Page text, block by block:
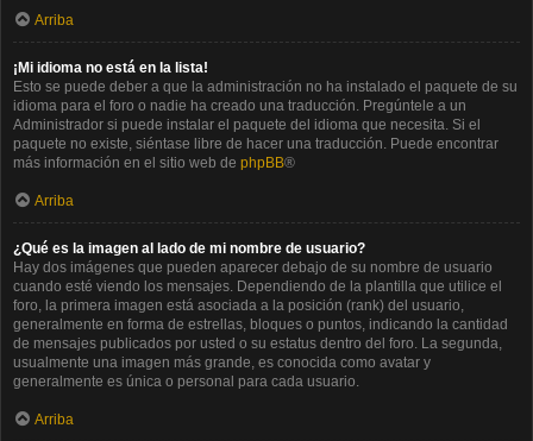
Arriba
¡Mi idioma no está en la lista!
Esto se puede deber a que la administración no ha instalado el paquete de su
idioma para el foro o nadie ha creado una traducción. Pregúntele a un
Administrador si puede instalar el paquete del idioma que necesita. Si el
paquete no existe, siéntase libre de hacer una traducción. Puede encontrar
más información en el sitio web de phpBB®
Arriba
¿Qué es la imagen al lado de mi nombre de usuario?
Hay dos imágenes que pueden aparecer debajo de su nombre de usuario
cuando esté viendo los mensajes. Dependiendo de la plantilla que utilice el
foro, la primera imagen está asociada a la posición (rank) del usuario,
generalmente en forma de estrellas, bloques o puntos, indicando la cantidad
de mensajes publicados por usted o su estatus dentro del foro. La segunda,
usualmente una imagen más grande, es conocida como avatar y
generalmente es única o personal para cada usuario.
Arriba